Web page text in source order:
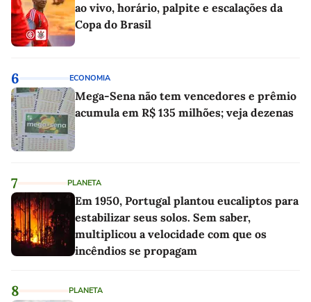
ao vivo, horário, palpite e escalações da
Copa do Brasil
6 ECONOMIA
Mega-Sena não tem vencedores e prêmio
acumula em R$ 135 milhões; veja dezenas
7 PLANETA
Em 1950, Portugal plantou eucaliptos para
estabilizar seus solos. Sem saber,
multiplicou a velocidade com que os
incêndios se propagam
8 PLANETA